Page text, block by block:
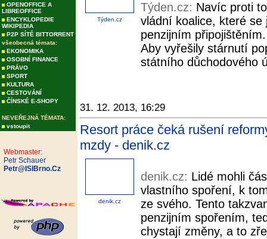
OPENOFFICE A
LIBREOFFICE
ENCYKLOPEDIE
WIKIPEDIA
P2P SÍTĚ BITTORRENT
všeobecná témata:
EKONOMIKA
OSOBNÍ FINANCE
PRÁVO
SPORT
KULTURA
CESTOVÁNÍ
ČÍNSKÉ E-SHOPY
NEVEŘEJNÁ TÉMATA:
vstoupit
Webmaster:
Petr Schauer
Petr@ISIBrno.Cz
Týden.cz
Týden.cz: Navíc proti
vládní koalice, které
penzijním
Aby vyřešily stárnutí
státního důchodového
31. 12. 2013, 16:29
Resort práce čeká rušení
mzdy - denik.cz
denik.cz
denik.cz: Lidé mohli
vlastního spoření, k
ze svého. Tento
penzijním spořením,
chystají změny, a to